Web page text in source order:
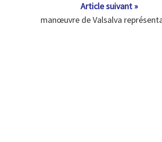
Article suivant »
manœuvre de Valsalva